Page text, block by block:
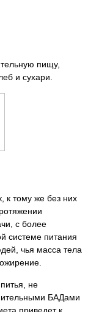
пищу,
и сухари.
к тому же без них
с более
системе питания
чья масса тела
не
БАДами